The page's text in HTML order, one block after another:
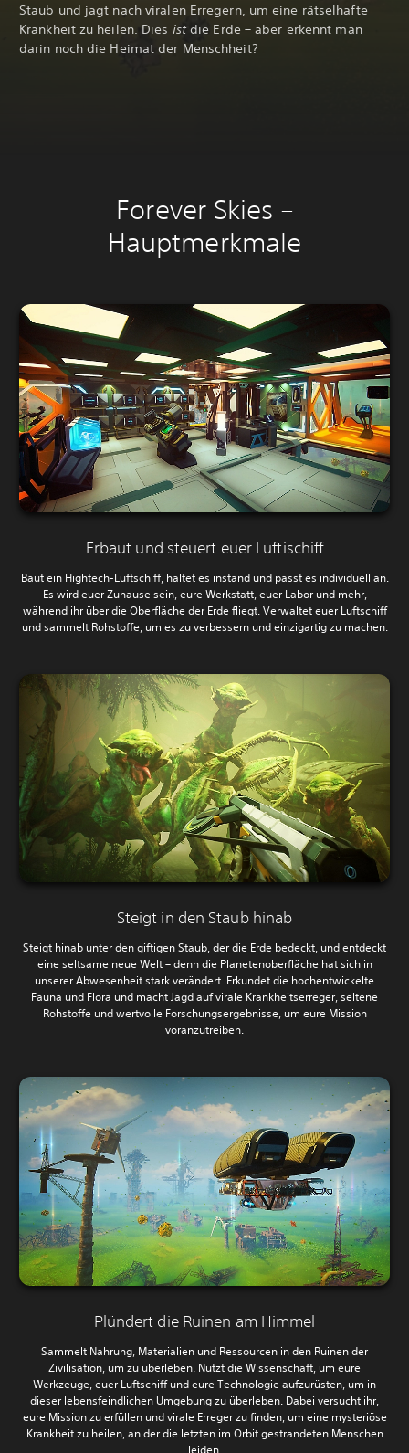
Staub und jagt nach viralen Erregern, um eine rätselhafte
Krankheit zu heilen. Dies istdie Erde – aber erkennt man
darin noch die Heimat der Menschheit?
Forever Skies –
Hauptmerkmale
Erbaut und steuert euer Luftischiff
Baut ein Hightech-Luftschiff, haltet es instand und passt es individuell an.
Es wird euer Zuhause sein, eure Werkstatt, euer Labor und mehr,
während ihr über die Oberfläche der Erde fliegt. Verwaltet euer Luftschiff
und sammelt Rohstoffe, um es zu verbessern und einzigartig zu machen.
Steigt in den Staub hinab
Steigt hinab unter den giftigen Staub, der die Erde bedeckt, und entdeckt
eine seltsame neue Welt – denn die Planetenoberfläche hat sich in
unserer Abwesenheit stark verändert. Erkundet die hochentwickelte
Fauna und Flora und macht Jagd auf virale Krankheitserreger, seltene
Rohstoffe und wertvolle Forschungsergebnisse, um eure Mission
voranzutreiben.
Plündert die Ruinen am Himmel
Sammelt Nahrung, Materialien und Ressourcen in den Ruinen der
Zivilisation, um zu überleben. Nutzt die Wissenschaft, um eure
Werkzeuge, euer Luftschiff und eure Technologie aufzurüsten, um in
dieser lebensfeindlichen Umgebung zu überleben. Dabei versucht ihr,
eure Mission zu erfüllen und virale Erreger zu finden, um eine mysteriöse
Krankheit zu heilen, an der die letzten im Orbit gestrandeten Menschen
leiden.